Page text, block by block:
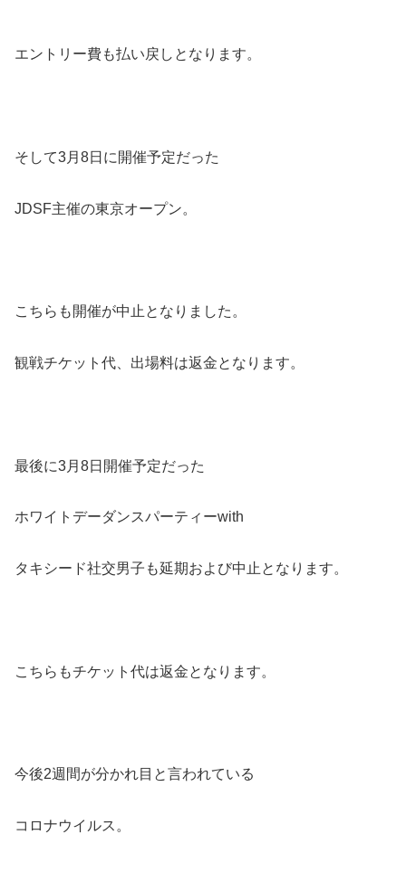
エントリー費も払い戻しとなります。
そして3月8日に開催予定だった
JDSF主催の東京オープン。
こちらも開催が中止となりました。
観戦チケット代、出場料は返金となります。
最後に3月8日開催予定だった
ホワイトデーダンスパーティーwith
タキシード社交男子も延期および中止となります。
こちらもチケット代は返金となります。
今後2週間が分かれ目と言われている
コロナウイルス。